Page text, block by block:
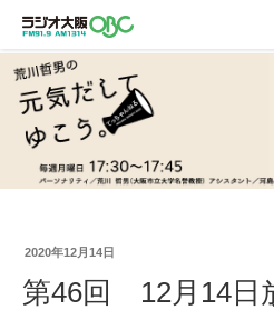
2020年12月14日
第46回 12月14日